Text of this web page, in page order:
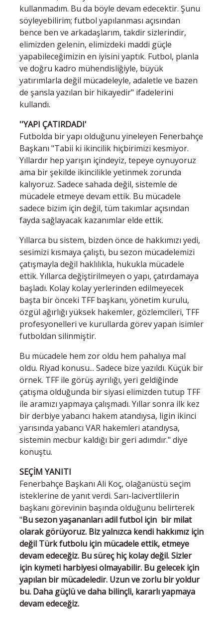
kullanmadım. Bu da böyle devam edecektir. Şunu
söyleyebilirim; futbol yapılanması açısından
bence ben ve arkadaşlarım, takdir sizlerindir,
elimizden gelenin, elimizdeki maddi güçle
yapabileceğimizin en iyisini yaptık. Futbol, planla
ve doğru kadro mühendisliğiyle, büyük
yatırımlarla değil mücadeleyle, adaletle ve bazen
de şansla yazılan bir hikayedir" ifadelerini
kullandı.
''YAPI ÇATIRDADI'
Futbolda bir yapı olduğunu yineleyen Fenerbahçe
Başkanı "Tabii ki ikincilik hiçbirimizi kesmiyor.
Yıllardır hep yarışın içindeyiz, tepeye oynuyoruz
ama bir şekilde ikincilikle yetinmek zorunda
kalıyoruz. Sadece sahada değil, sistemle de
mücadele etmeye devam ettik. Bu mücadele
sadece bizim için değil, tüm takımlar açısından
fayda sağlayacak kazanımlar elde ettik.
Yıllarca bu sistem, bizden önce de hakkımızı yedi,
sesimizi kısmaya çalıştı, bu sezon mücadelemizi
çatışmayla değil haklılıkla, hukukla mücadele
ettik. Yıllarca değiştirilmeyen o yapı, çatırdamaya
başladı. Kolay kolay yerlerinden edilmeyecek
başta bir önceki TFF başkanı, yönetim kurulu,
özgül ağırlığı yüksek hakemler, gözlemcileri, TFF
profesyonelleri ve kurullarda görev yapan isimler
futboldan silinmiştir.
Bu mücadele hem zor oldu hem pahalıya mal
oldu. Riyad konusu... Sadece bize yazıldı. Küçük bir
örnek. TFF ile görüş ayrılığı, yeri geldiğinde
çatışma olduğunda bir siyasi elimizden tutup TFF
ile aramızı yapmaya çalışmadı. Yıllar sonra ilk kez
bir derbiye yabancı hakem atandıysa, ligin ikinci
yarısında yabancı VAR hakemleri atandıysa,
sistemin mecbur kaldığı bir geri adımdır." diye
konuştu.
SEÇİM YANITI
Fenerbahçe Başkanı Ali Koç, olağanüstü seçim
isteklerine de yanıt verdi. Sarı-lacivertlilerin
başkanı görevinin başında olduğunu belirterek
"Bu sezon yaşananları adil futbol için bir milat
olarak görüyoruz. Biz yalnızca kendi hakkımız için
değil Türk futbolu için mücadele ettik, etmeye
devam edeceğiz. Bu süreç hiç kolay değil. Sizler
için kıymeti harbiyesi olmayabilir. Bu gelecek için
yapılan bir mücadeledir. Uzun ve zorlu bir yoldur
bu. Daha güçlü ve daha bilinçli, kararlı yapmaya
devam edeceğiz.